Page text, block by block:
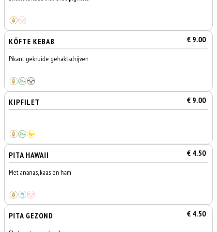
KÖFTE KEBAB € 9.00
Pikant gekruide gehaktschijven
KIPFILET € 9.00
PITA HAWAII € 4.50
Met ananas, kaas en ham
PITA GEZOND € 4.50